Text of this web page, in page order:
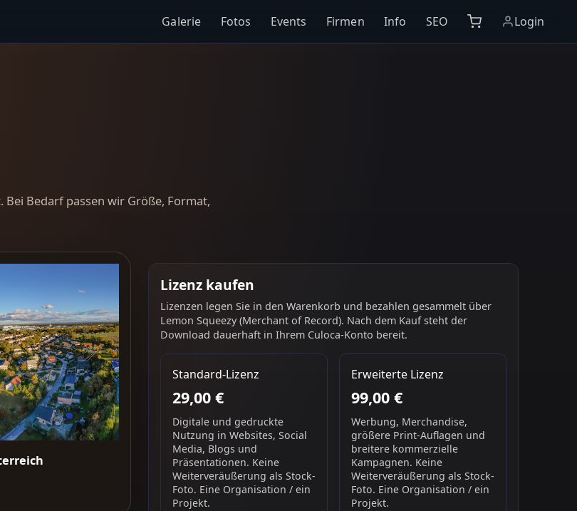
Galerie Fotos Events Firmen Info SEO Login
Bedarf passen wir Größe, Format,
Lizenz kaufen
Lizenzen legen Sie in den Warenkorb und bezahlen gesammelt über
Lemon Squeezy (Merchant of Record). Nach dem Kauf steht der
Download dauerhaft in Ihrem Culoca-Konto bereit.
Standard-Lizenz
29,00 €
Digitale und gedruckte
Nutzung in Websites, Social
Media, Blogs und
Präsentationen. Keine
Weiterveräußerung als Stock-
Foto. Eine Organisation / ein
Projekt.
Erweiterte Lizenz
99,00 €
Werbung, Merchandise,
größere Print-Auflagen und
breitere kommerzielle
Kampagnen. Keine
Weiterveräußerung als Stock-
Foto. Eine Organisation / ein
Projekt.